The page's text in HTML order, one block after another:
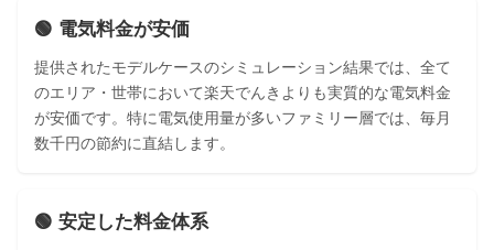
🟢 電気料金が安価
提供されたモデルケースのシミュレーション結果では、全て
のエリア・世帯において楽天でんきよりも実質的な電気料金
が安価です。特に電気使用量が多いファミリー層では、毎月
数千円の節約に直結します。
🟢 安定した料金体系